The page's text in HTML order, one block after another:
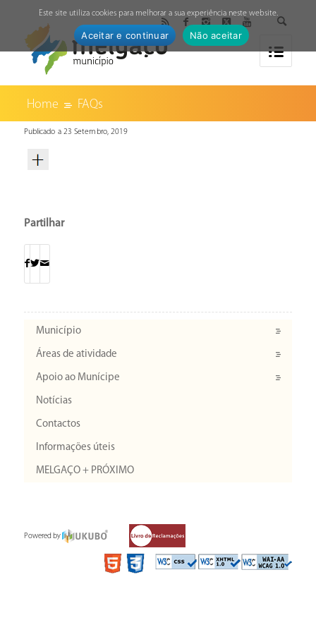
Home FAQs
Publicado a 23 Setembro, 2019
Partilhar
Município
Áreas de atividade
Apoio ao Munícipe
Notícias
Contactos
Informações úteis
MELGAÇO + PRÓXIMO
Powered by
Este site utiliza cookies para melhorar a sua experiência neste website.
Aceitar e continuar Não aceitar